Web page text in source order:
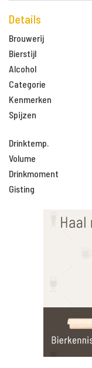
Details
Brouwerij
Bierstijl
Alcohol
Categorie
Kenmerken
Spijzen
Drinktemp.
Volume
Drinkmoment
Gisting